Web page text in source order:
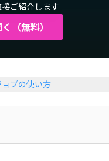
ご紹介します
（無料）
ブの使い方